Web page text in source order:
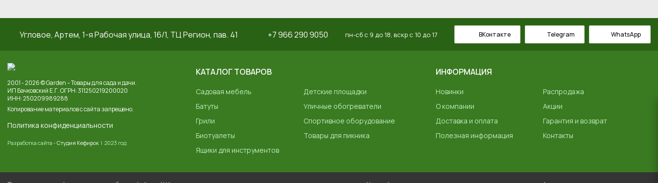
Угловое, Артем, ​1-я Рабочая улица, 16/1, ТЦ Регион, пав. 41 +7 966 290 9050 пн-сб с 9 до 18, вскр с 10 до 17 ВКонтакте Telegram WhatsApp
2001 - 2026 © Garden – Товары для сада и дачи.
ИП Бачковский Е.Г. ОГРН: 311250219200020
ИНН: 250209989288
Копирование материалов с сайта запрещено.
Политика конфиденциальности
Разработка сайта - Студия Кефирок | 2023 год
КАТАЛОГ ТОВАРОВ
Садовая мебель
Детские площадки
Батуты
Уличные обогреватели
Грили
Спортивное оборудование
Биотуалеты
Товары для пикника
Ящики для инструментов
ИНФОРМАЦИЯ
Новинки
Распродажа
О компании
Акции
Доставка и оплата
Гарантия и возврат
Полезная информация
Контакты